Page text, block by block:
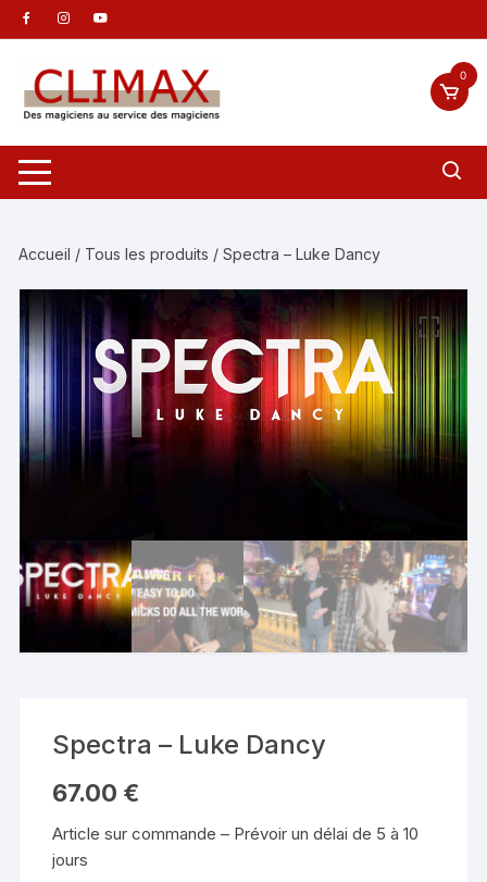
Aller
au
contenu
0
Accueil / Tous les produits / Spectra – Luke Dancy
Spectra – Luke Dancy
67.00 €
Article sur commande – Prévoir un délai de 5 à 10
jours